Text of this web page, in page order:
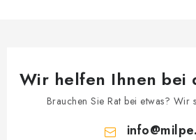
Wir helfen Ihnen bei
Brauchen Sie Rat bei etwas? Wir
info@